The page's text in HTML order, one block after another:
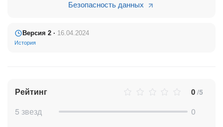
Безопасность данных
Версия 2 · 16.04.2024
История
Рейтинг 0 /5
5 звезд
0